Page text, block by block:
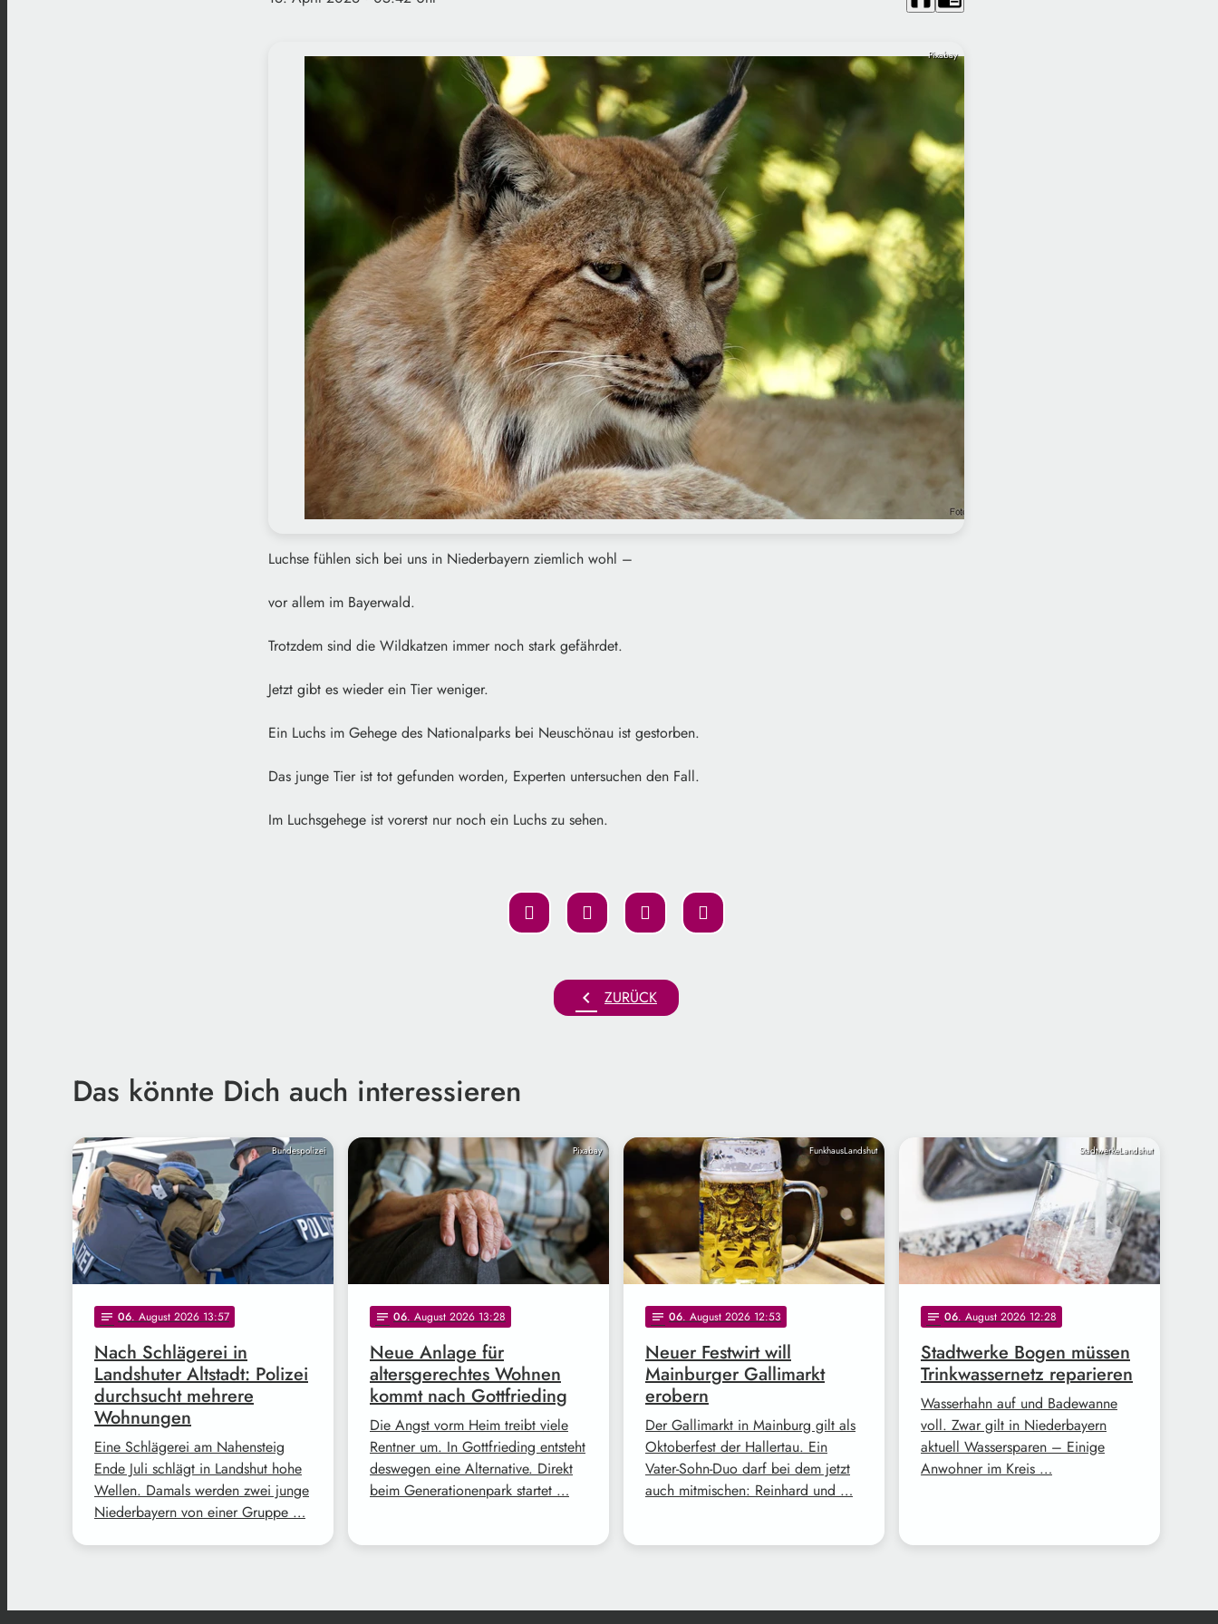
Pixabay
Luchse fühlen sich bei uns in Niederbayern ziemlich wohl –
vor allem im Bayerwald.
Trotzdem sind die Wildkatzen immer noch stark gefährdet.
Jetzt gibt es wieder ein Tier weniger.
Ein Luchs im Gehege des Nationalparks bei Neuschönau ist gestorben.
Das junge Tier ist tot gefunden worden, Experten untersuchen den Fall.
Im Luchsgehege ist vorerst nur noch ein Luchs zu sehen.
chevron_left ZURÜCK
Das könnte Dich auch interessieren
Bundespolizei
notes 06. August 2026 13:57
Nach Schlägerei in
Landshuter Altstadt: Polizei
durchsucht mehrere
Wohnungen
Eine Schlägerei am Nahensteig
Ende Juli schlägt in Landshut hohe
Wellen. Damals werden zwei junge
Niederbayern von einer Gruppe …
Pixabay
notes 06. August 2026 13:28
Neue Anlage für
altersgerechtes Wohnen
kommt nach Gottfrieding
Die Angst vorm Heim treibt viele
Rentner um. In Gottfrieding entsteht
deswegen eine Alternative. Direkt
beim Generationenpark startet …
FunkhausLandshut
notes 06. August 2026 12:53
Neuer Festwirt will
Mainburger Gallimarkt
erobern
Der Gallimarkt in Mainburg gilt als
Oktoberfest der Hallertau. Ein
Vater-Sohn-Duo darf bei dem jetzt
auch mitmischen: Reinhard und …
StadtwerkeLandshut
notes 06. August 2026 12:28
Stadtwerke Bogen müssen
Trinkwassernetz reparieren
Wasserhahn auf und Badewanne
voll. Zwar gilt in Niederbayern
aktuell Wassersparen – Einige
Anwohner im Kreis …